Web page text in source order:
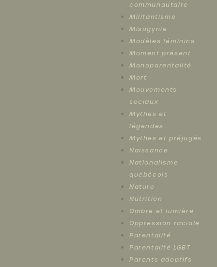
communautaire
Militantisme
Misogynie
Modèles féminins
Moment présent
Monoparentalité
Mort
Mouvements
sociaux
Mythes et
légendes
Mythes et préjugés
Naissance
Nationalisme
québécois
Nature
Nutrition
Ombre et lumière
Oppression raciale
Parentalité
Parentalité LGBT
Parents adoptifs